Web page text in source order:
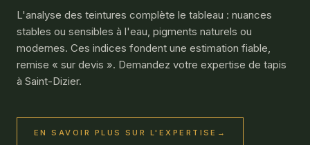
L'analyse des teintures complète le tableau : nuances
stables ou sensibles à l'eau, pigments naturels ou
modernes. Ces indices fondent une estimation fiable,
remise « sur devis ». Demandez votre expertise de tapis
à Saint-Dizier.
EN SAVOIR PLUS SUR L'EXPERTISE →